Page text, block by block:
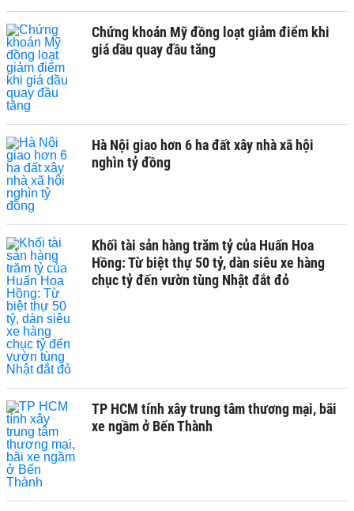
Chứng khoán Mỹ đồng loạt giảm điểm khi
giá dầu quay đầu tăng
Hà Nội giao hơn 6 ha đất xây nhà xã hội
nghìn tỷ đồng
Khối tài sản hàng trăm tỷ của Huấn Hoa
Hồng: Từ biệt thự 50 tỷ, dàn siêu xe hàng
chục tỷ đến vườn tùng Nhật đắt đỏ
TP HCM tính xây trung tâm thương mại, bãi
xe ngầm ở Bến Thành